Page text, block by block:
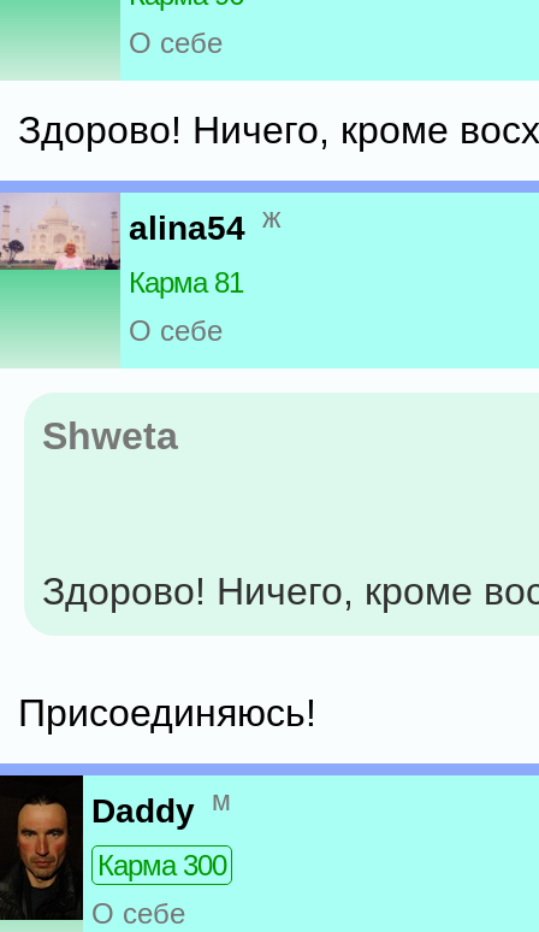
О себе
Здорово! Ничего, кроме
alina54 ж
Карма 81
О себе
Shweta
Здорово! Ничего, кроме
Присоединяюсь!
Daddy м
Карма 300
О себе